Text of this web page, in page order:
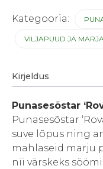
Kategooria:
VILJAPUUD JA
Kirjeldus
Punasesõstar
Punasesõstar
suve lõpus ning
mahlaseid marju
nii värskeks